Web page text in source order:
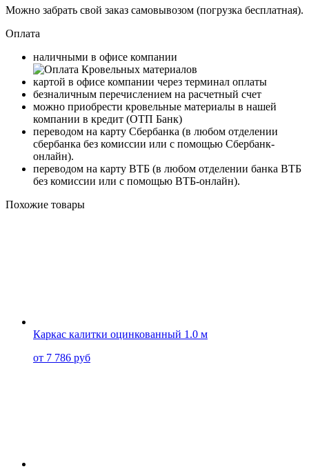
Можно забрать свой заказ самовывозом (погрузка бесплатная).
Оплата
наличными в офисе компании
картой в офисе компании через терминал оплаты
безналичным перечислением на расчетный счет
можно приобрести кровельные материалы в нашей
компании в кредит (ОТП Банк)
переводом на карту Сбербанка (в любом отделении
сбербанка без комиссии или с помощью Сбербанк-
онлайн).
переводом на карту ВТБ (в любом отделении банка ВТБ
без комиссии или с помощью ВТБ-онлайн).
Похожие товары
Каркас калитки оцинкованный 1.0 м
от 7 786 руб